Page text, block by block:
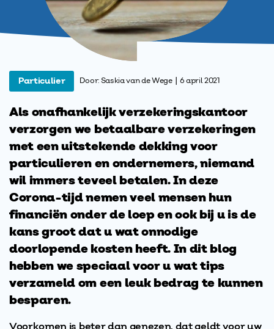
Particulier Door: Saskia van de Wege | 6 april 2021
Als onafhankelijk verzekeringskantoor
verzorgen we betaalbare verzekeringen
met een uitstekende dekking voor
particulieren en ondernemers, niemand
wil immers teveel betalen. In deze
Corona-tijd nemen veel mensen hun
financiën onder de loep en ook bij u is de
kans groot dat u wat onnodige
doorlopende kosten heeft. In dit blog
hebben we speciaal voor u wat tips
verzameld om een leuk bedrag te kunnen
besparen.